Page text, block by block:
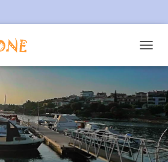
O
G
L
E
N
A
V
I